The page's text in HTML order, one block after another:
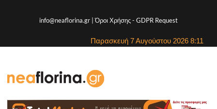
info@neaflorina.gr |Όροι Χρήσης- GDPR Request
Παρασκευή 7 Αυγούστου 2026 8:11